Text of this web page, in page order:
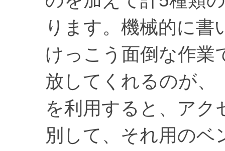
ります。機械的に
けっこう面倒な作業
放してくれるのが、
を利用すると、ア
別して、それ用の